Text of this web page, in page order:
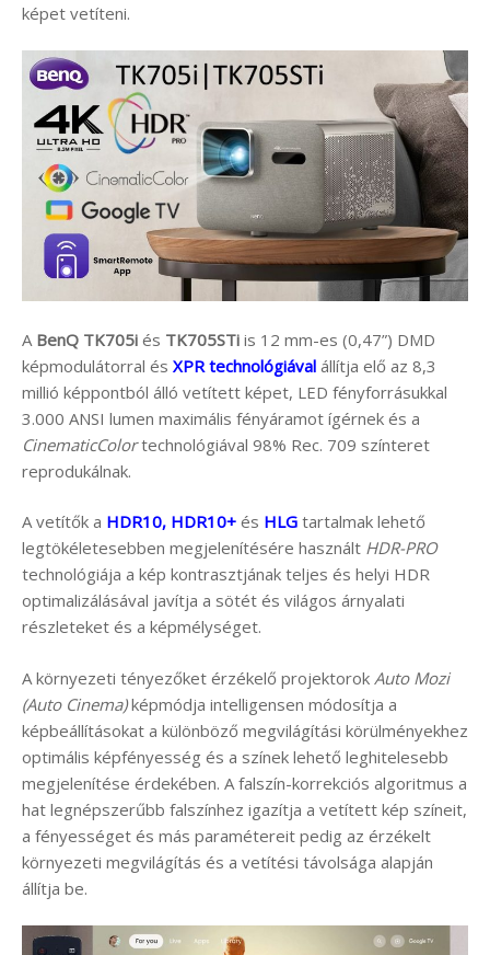
képet vetíteni.
A BenQ TK705i és TK705STi is 12 mm-es (0,47”) DMD
képmodulátorral és XPR technológiával állítja elő az 8,3
millió képpontból álló vetített képet, LED fényforrásukkal
3.000 ANSI lumen maximális fényáramot ígérnek és a
CinematicColortechnológiával 98% Rec. 709 színteret
reprodukálnak.
A vetítők a HDR10, HDR10+ és HLG tartalmak lehető
legtökéletesebben megjelenítésére használt HDR-PRO
technológiája a kép kontrasztjának teljes és helyi HDR
optimalizálásával javítja a sötét és világos árnyalati
részleteket és a képmélységet.
A környezeti tényezőket érzékelő projektorok Auto Mozi
(Auto Cinema)képmódja intelligensen módosítja a
képbeállításokat a különböző megvilágítási körülményekhez
optimális képfényesség és a színek lehető leghitelesebb
megjelenítése érdekében. A falszín-korrekciós algoritmus a
hat legnépszerűbb falszínhez igazítja a vetített kép színeit,
a fényességet és más paramétereit pedig az érzékelt
környezeti megvilágítás és a vetítési távolsága alapján
állítja be.